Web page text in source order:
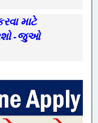
માટે
-જુઓ